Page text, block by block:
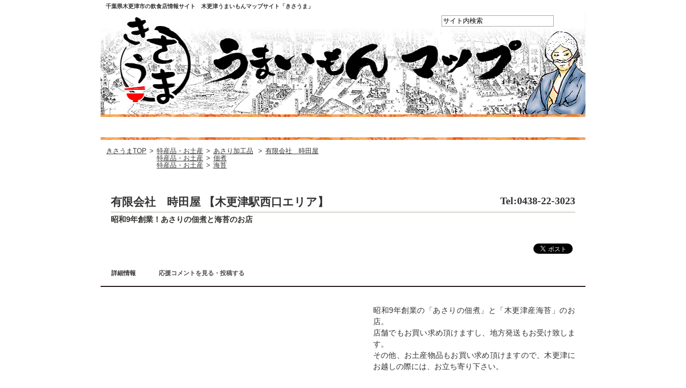
千葉県木更津市の飲食店情報サイト 木更津うまいもんマップサイト「きさうま」
きさうまTOP > 特産品・お土産
特産品・お土産
特産品・お土産
> あさり加工品
> 佃煮
> 海苔
> 有限会社 時田屋
有限会社 時田屋 【木更津駅西口エリア】 Tel:0438-22-3023
昭和9年創業！あさりの佃煮と海苔のお店
詳細情報 応援コメントを見る・投稿する
昭和9年創業の「あさりの佃煮」と「木更津産海苔」のお
店。
店舗でもお買い求め頂けますし、地方発送もお受け致しま
す。
その他、お土産物品もお買い求め頂けますので、木更津に
お越しの際には、お立ち寄り下さい。